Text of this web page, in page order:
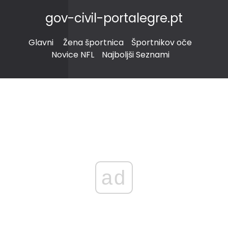
gov-civil-portalegre.pt
Glavni Žena športnica
Športnikov oče
Novice NFL
Najboljši Seznami
ad